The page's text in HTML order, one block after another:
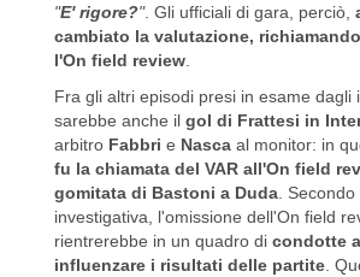
"E'rigore?". Gli ufficiali di gara, perciò,
cambiato la valutazione,
l'On field review.
Fra gli altri episodi presi in esame dagli
sarebbe anche il gol di Frattesi in
arbitro Fabbri e Nasca al monitor: in
fu la chiamata del VAR all'On field
gomitata di Bastoni a Duda. Secondo
investigativa, l'omissione dell'On field
rientrerebbe in un quadro di condotte
influenzare i risultati delle partite.